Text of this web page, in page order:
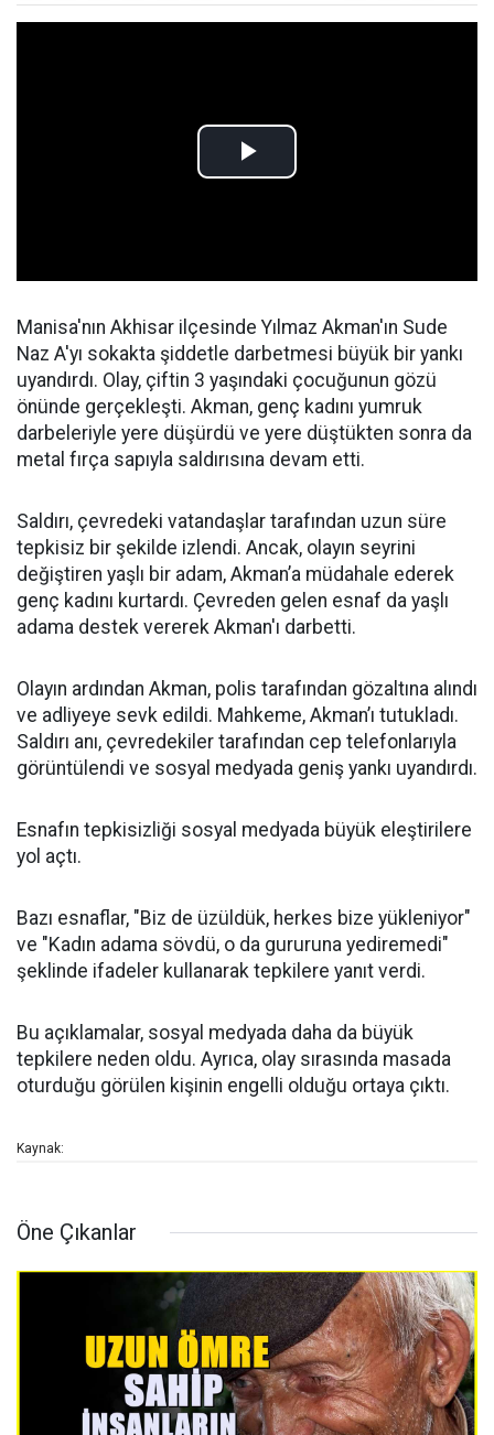
Manisa'nın Akhisar ilçesinde Yılmaz Akman'ın Sude
Naz A'yı sokakta şiddetle darbetmesi büyük bir yankı
uyandırdı. Olay, çiftin 3 yaşındaki çocuğunun gözü
önünde gerçekleşti. Akman, genç kadını yumruk
darbeleriyle yere düşürdü ve yere düştükten sonra da
metal fırça sapıyla saldırısına devam etti.
Saldırı, çevredeki vatandaşlar tarafından uzun süre
tepkisiz bir şekilde izlendi. Ancak, olayın seyrini
değiştiren yaşlı bir adam, Akman’a müdahale ederek
genç kadını kurtardı. Çevreden gelen esnaf da yaşlı
adama destek vererek Akman'ı darbetti.
Olayın ardından Akman, polis tarafından gözaltına alındı
ve adliyeye sevk edildi. Mahkeme, Akman’ı tutukladı.
Saldırı anı, çevredekiler tarafından cep telefonlarıyla
görüntülendi ve sosyal medyada geniş yankı uyandırdı.
Esnafın tepkisizliği sosyal medyada büyük eleştirilere
yol açtı.
Bazı esnaflar, "Biz de üzüldük, herkes bize yükleniyor"
ve "Kadın adama sövdü, o da gururuna yediremedi"
şeklinde ifadeler kullanarak tepkilere yanıt verdi.
Bu açıklamalar, sosyal medyada daha da büyük
tepkilere neden oldu. Ayrıca, olay sırasında masada
oturduğu görülen kişinin engelli olduğu ortaya çıktı.
Kaynak:
Öne Çıkanlar